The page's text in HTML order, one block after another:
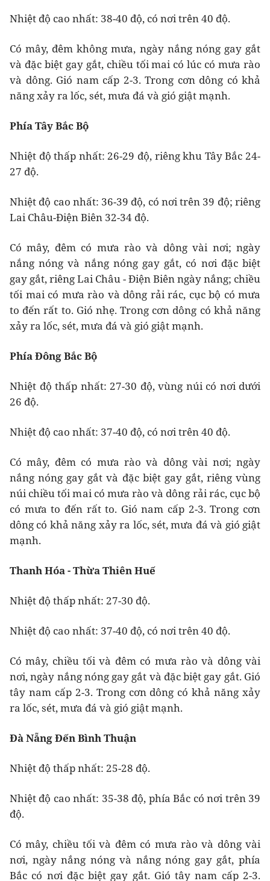
Nhiệt độ cao nhất: 38-40 độ, có nơi trên 40 độ.
Có mây, đêm không mưa, ngày nắng nóng gay gắt
và đặc biệt gay gắt, chiều tối mai có lúc có mưa rào
và dông. Gió nam cấp 2-3. Trong cơn dông có khả
năng xảy ra lốc, sét, mưa đá và gió giật mạnh.
Phía Tây Bắc Bộ
Nhiệt độ thấp nhất: 26-29 độ, riêng khu Tây Bắc 24-
27 độ.
Nhiệt độ cao nhất: 36-39 độ, có nơi trên 39 độ; riêng
Lai Châu-Điện Biên 32-34 độ.
Có mây, đêm có mưa rào và dông vài nơi; ngày
nắng nóng và nắng nóng gay gắt, có nơi đặc biệt
gay gắt, riêng Lai Châu - Điện Biên ngày nắng; chiều
tối mai có mưa rào và dông rải rác, cục bộ có mưa
to đến rất to. Gió nhẹ. Trong cơn dông có khả năng
xảy ra lốc, sét, mưa đá và gió giật mạnh.
Phía Đông Bắc Bộ
Nhiệt độ thấp nhất: 27-30 độ, vùng núi có nơi dưới
26 độ.
Nhiệt độ cao nhất: 37-40 độ, có nơi trên 40 độ.
Có mây, đêm có mưa rào và dông vài nơi; ngày
nắng nóng gay gắt và đặc biệt gay gắt, riêng vùng
núi chiều tối mai có mưa rào và dông rải rác, cục bộ
có mưa to đến rất to. Gió nam cấp 2-3. Trong cơn
dông có khả năng xảy ra lốc, sét, mưa đá và gió giật
mạnh.
Thanh Hóa - Thừa Thiên Huế
Nhiệt độ thấp nhất: 27-30 độ.
Nhiệt độ cao nhất: 37-40 độ, có nơi trên 40 độ.
Có mây, chiều tối và đêm có mưa rào và dông vài
nơi, ngày nắng nóng gay gắt và đặc biệt gay gắt. Gió
tây nam cấp 2-3. Trong cơn dông có khả năng xảy
ra lốc, sét, mưa đá và gió giật mạnh.
Đà Nẵng Đến Bình Thuận
Nhiệt độ thấp nhất: 25-28 độ.
Nhiệt độ cao nhất: 35-38 độ, phía Bắc có nơi trên 39
độ.
Có mây, chiều tối và đêm có mưa rào và dông vài
nơi, ngày nắng nóng và nắng nóng gay gắt, phía
Bắc có nơi đặc biệt gay gắt. Gió tây nam cấp 2-3.